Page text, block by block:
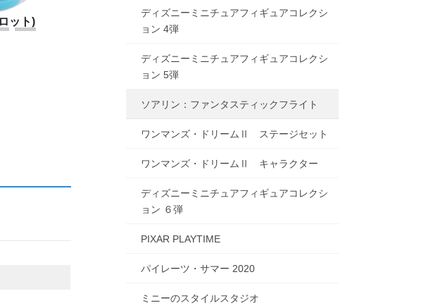
ト) ドナルド (パイロット) ドリームフライヤー
ディズニーミニチュアフィギュアコレクシ
ョン 4弾
ディズニーミニチュアフィギュアコレクシ
ョン 5弾
ソアリン：ファンタスティックフライト
ワンマンズ・ドリームⅡ ステージセット
ワンマンズ・ドリームⅡ キャラクター
ディズニーミニチュアフィギュアコレクシ
ョン ６弾
PIXAR PLAYTIME
パイレーツ・サマー 2020
ミニーのスタイルスタジオ